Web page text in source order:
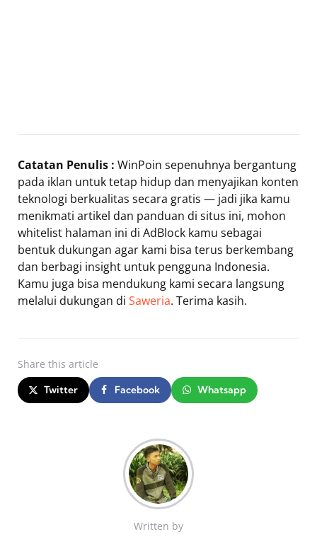
Catatan Penulis : WinPoin sepenuhnya bergantung
pada iklan untuk tetap hidup dan menyajikan konten
teknologi berkualitas secara gratis — jadi jika kamu
menikmati artikel dan panduan di situs ini, mohon
whitelist halaman ini di AdBlock kamu sebagai
bentuk dukungan agar kami bisa terus berkembang
dan berbagi insight untuk pengguna Indonesia.
Kamu juga bisa mendukung kami secara langsung
melalui dukungan di Saweria. Terima kasih.
Share this article
Twitter Facebook Whatsapp
Written by